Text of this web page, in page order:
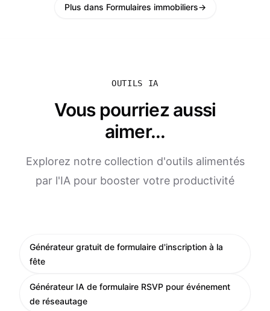
Plus dans Formulaires immobiliers→
OUTILS IA
Vous pourriez aussi
aimer...
Explorez notre collection d'outils alimentés
par l'IA pour booster votre productivité
Générateur gratuit de formulaire d'inscription à la
fête
Générateur IA de formulaire RSVP pour événement
de réseautage